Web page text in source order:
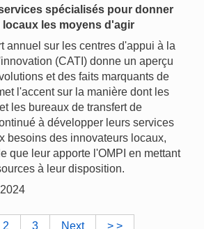
spécialisés pour donner
les moyens d'agir
annuel sur les centres d'appui à la
(CATI) donne un aperçu
et des faits marquants de
l'accent sur la manière dont les
les bureaux de transfert de
à développer leurs services
besoins des innovateurs locaux,
que leur apporte l'OMPI en mettant
à leur disposition.
2 3 Next > >